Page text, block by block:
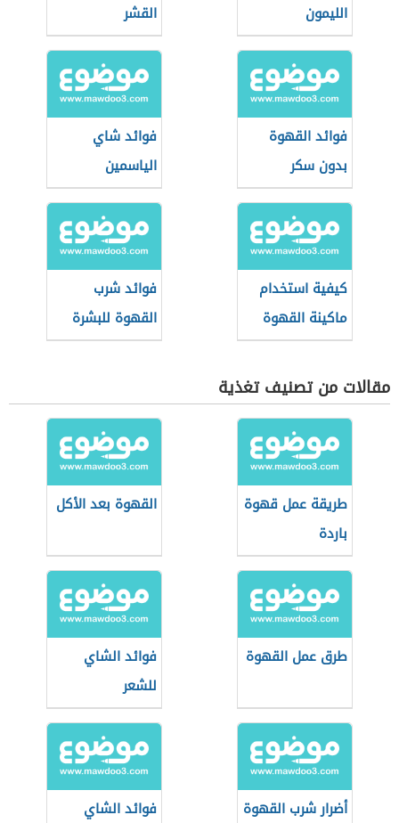
الليمون
القشر
فوائد القهوة
بدون سكر
فوائد شاي
الياسمين
كيفية استخدام
ماكينة القهوة
فوائد شرب
القهوة للبشرة
مقالات من تصنيف تغذية
طريقة عمل قهوة
باردة
القهوة بعد الأكل
طرق عمل القهوة
فوائد الشاي
للشعر
أضرار شرب القهوة
فوائد الشاي